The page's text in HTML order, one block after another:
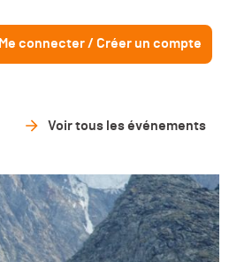
Me connecter / Créer un compte
Voir tous les événements